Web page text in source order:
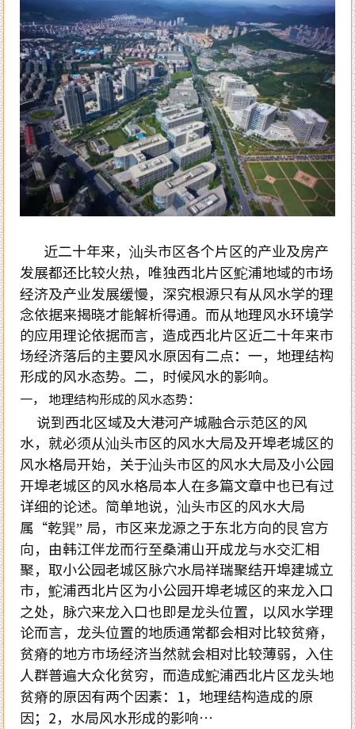
近二十年来，汕头市区各个片区的产业及房产
发展都还比较火热，唯独西北片区鮀浦地域的市场
经济及产业发展缓慢，深究根源只有从风水学的理
念依据来揭晓才能解析得通。而从地理风水环境学
的应用理论依据而言，造成西北片区近二十年来市
场经济落后的主要风水原因有二点：一，地理结构
形成的风水态势。二，时候风水的影响。
一， 地理结构形成的风水态势：
说到西北区域及大港河产城融合示范区的风
水，就必须从汕头市区的风水大局及开埠老城区的
风水格局开始，关于汕头市区的风水大局及小公园
开埠老城区的风水格局本人在多篇文章中也已有过
详细的论述。简单地说，汕头市区的风水大局
属“乾巽” 局，市区来龙源之于东北方向的艮宫方
向，由韩江伴龙而行至桑浦山开成龙与水交汇相
聚，取小公园老城区脉穴水局祥瑞聚结开埠建城立
市，鮀浦西北片区为小公园开埠老城区的来龙入口
之处，脉穴来龙入口也即是龙头位置，以风水学理
论而言，龙头位置的地质通常都会相对比较贫瘠，
贫瘠的地方市场经济当然就会相对比较薄弱，入住
人群普遍大众化贫穷，而造成鮀浦西北片区龙头地
贫瘠的原因有两个因素：1，地理结构造成的原
因；2，水局风水形成的影响…